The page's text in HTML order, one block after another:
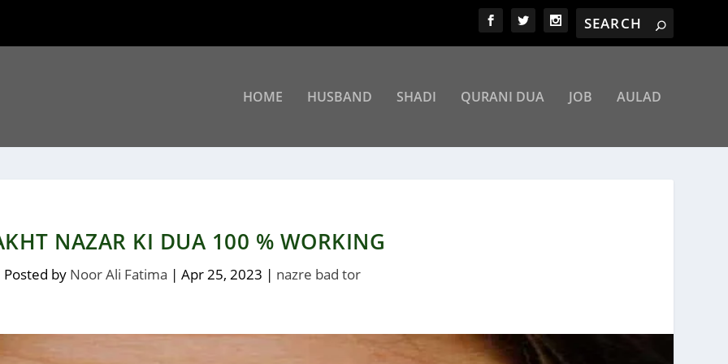
HOME HUSBAND SHADI QURANI DUA JOB AULAD
NAZAR KI DUA 100 % WORKING
Posted by Noor Ali Fatima | Apr 25, 2023 | nazre bad tor